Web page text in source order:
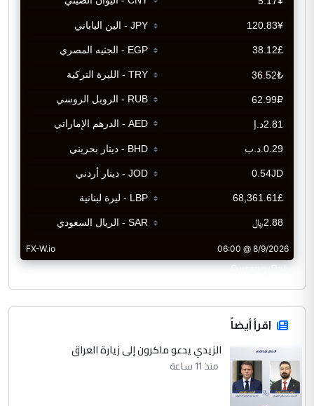
CurrencyRate
اقرأ أيضاً
الزيدي يدعو ماكرون إلى زيارة العراق
منذ 11 ساعة